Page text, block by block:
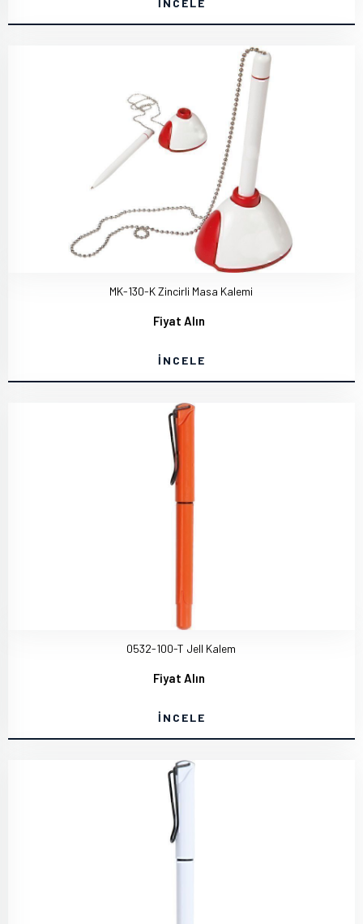
İNCELE
MK-130-K Zincirli Masa Kalemi
Fiyat Alın
İNCELE
0532-100-T Jell Kalem
Fiyat Alın
İNCELE